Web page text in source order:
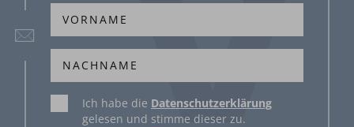
Ich habe die Datenschutzerklärung
gelesen und stimme dieser zu.